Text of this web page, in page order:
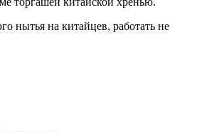
нытья на китайцев, работать не